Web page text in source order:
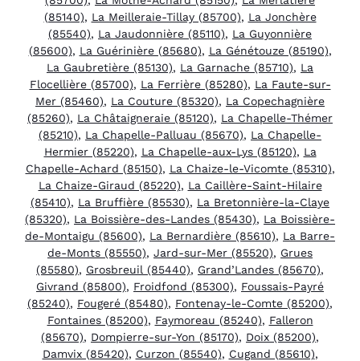
(85140), La Meilleraie-Tillay (85700), La Jonchère
(85540), La Jaudonnière (85110), La Guyonnière
(85600), La Guérinière (85680), La Génétouze (85190),
La Gaubretière (85130), La Garnache (85710), La
Flocellière (85700), La Ferrière (85280), La Faute-sur-
Mer (85460), La Couture (85320), La Copechagnière
(85260), La Châtaigneraie (85120), La Chapelle-Thémer
(85210), La Chapelle-Palluau (85670), La Chapelle-
Hermier (85220), La Chapelle-aux-Lys (85120), La
Chapelle-Achard (85150), La Chaize-le-Vicomte (85310),
La Chaize-Giraud (85220), La Caillère-Saint-Hilaire
(85410), La Bruffière (85530), La Bretonnière-la-Claye
(85320), La Boissière-des-Landes (85430), La Boissière-
de-Montaigu (85600), La Bernardière (85610), La Barre-
de-Monts (85550), Jard-sur-Mer (85520), Grues
(85580), Grosbreuil (85440), Grand’Landes (85670),
Givrand (85800), Froidfond (85300), Foussais-Payré
(85240), Fougeré (85480), Fontenay-le-Comte (85200),
Fontaines (85200), Faymoreau (85240), Falleron
(85670), Dompierre-sur-Yon (85170), Doix (85200),
Damvix (85420), Curzon (85540), Cugand (85610),